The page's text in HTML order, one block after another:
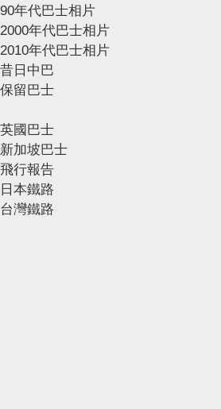
90年代巴士相片
2000年代巴士相片
2010年代巴士相片
昔日中巴
保留巴士
英國巴士
新加坡巴士
飛行報告
日本鐵路
台灣鐵路